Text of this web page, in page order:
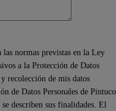
normas previstas en la Ley
a la Protección de Datos
recolección de mis datos
de Datos Personales de Pintuco
describen sus finalidades. El